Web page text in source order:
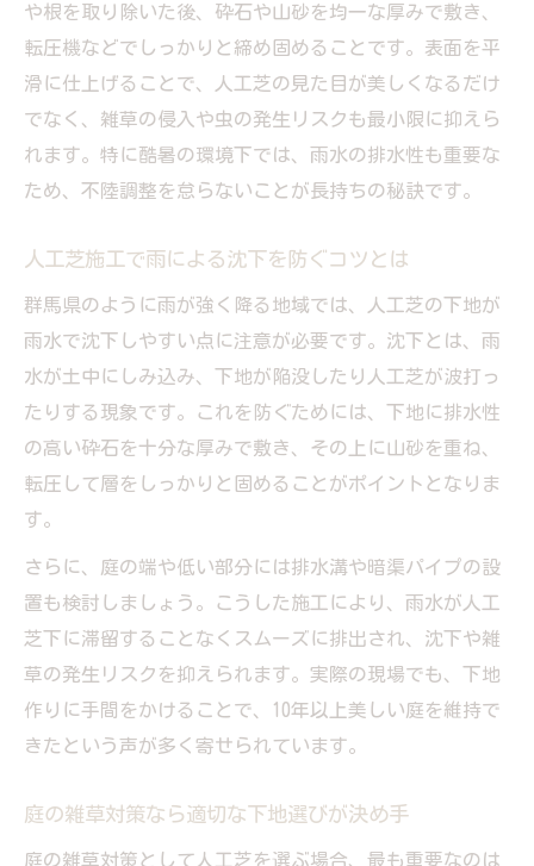
や根を取り除いた後、砕石や山砂を均一な厚みで敷き、
転圧機などでしっかりと締め固めることです。表面を平
滑に仕上げることで、人工芝の見た目が美しくなるだけ
でなく、雑草の侵入や虫の発生リスクも最小限に抑えら
れます。特に酷暑の環境下では、雨水の排水性も重要な
ため、不陸調整を怠らないことが長持ちの秘訣です。
人工芝施工で雨による沈下を防ぐコツとは
群馬県のように雨が強く降る地域では、人工芝の下地が
雨水で沈下しやすい点に注意が必要です。沈下とは、雨
水が土中にしみ込み、下地が陥没したり人工芝が波打っ
たりする現象です。これを防ぐためには、下地に排水性
の高い砕石を十分な厚みで敷き、その上に山砂を重ね、
転圧して層をしっかりと固めることがポイントとなりま
す。
さらに、庭の端や低い部分には排水溝や暗渠パイプの設
置も検討しましょう。こうした施工により、雨水が人工
芝下に滞留することなくスムーズに排出され、沈下や雑
草の発生リスクを抑えられます。実際の現場でも、下地
作りに手間をかけることで、10年以上美しい庭を維持で
きたという声が多く寄せられています。
庭の雑草対策なら適切な下地選びが決め手
庭の雑草対策として人工芝を選ぶ場合、最も重要なのは